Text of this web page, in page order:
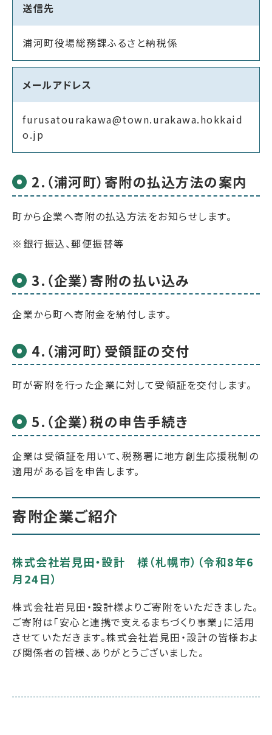
送信先
浦河町役場総務課ふるさと納税係
メールアドレス
furusatourakawa@town.urakawa.hokkaid
o.jp
2.（浦河町）寄附の払込方法の案内
町から企業へ寄附の払込方法をお知らせします。
※銀行振込、郵便振替等
3.（企業）寄附の払い込み
企業から町へ寄附金を納付します。
4.（浦河町）受領証の交付
町が寄附を行った企業に対して受領証を交付します。
5.（企業）税の申告手続き
企業は受領証を用いて、税務署に地方創生応援税制の
適用がある旨を申告します。
寄附企業ご紹介
株式会社岩見田・設計 様（札幌市）（令和8年6
月24日）
株式会社岩見田・設計様よりご寄附をいただきました。
ご寄附は「安心と連携で支えるまちづくり事業」に活用
させていただきます。株式会社岩見田・設計の皆様およ
び関係者の皆様、ありがとうございました。